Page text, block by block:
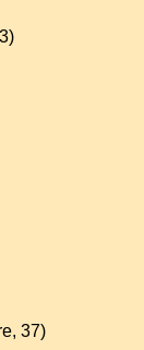
37)